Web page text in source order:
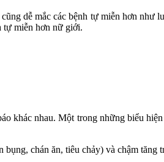
dễ mắc các bệnh tự miễn hơn như
tự miễn hơn nữ giới.
khác nhau. Một trong những biểu
chán ăn, tiêu chảy) và chậm tăng